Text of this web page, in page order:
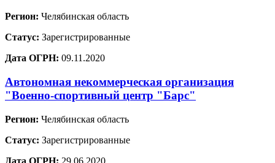
Регион: Челябинская область
Статус: Зарегистрированные
Дата ОГРН: 09.11.2020
Автономная некоммерческая организация
"Военно-спортивный центр "Барс"
Регион: Челябинская область
Статус: Зарегистрированные
Дата ОГРН: 29.06.2020